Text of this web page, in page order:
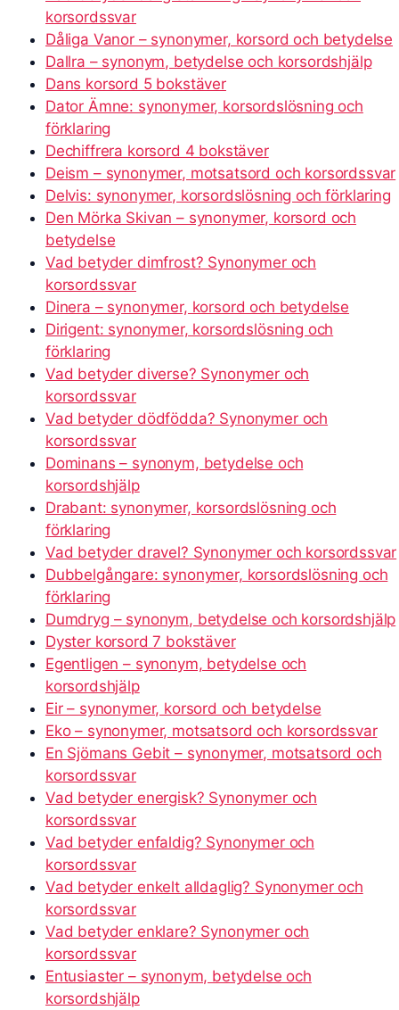
korsordssvar
Dåliga Vanor – synonymer, korsord och betydelse
Dallra – synonym, betydelse och korsordshjälp
Dans korsord 5 bokstäver
Dator Ämne: synonymer, korsordslösning och
förklaring
Dechiffrera korsord 4 bokstäver
Deism – synonymer, motsatsord och korsordssvar
Delvis: synonymer, korsordslösning och förklaring
Den Mörka Skivan – synonymer, korsord och
betydelse
Vad betyder dimfrost? Synonymer och
korsordssvar
Dinera – synonymer, korsord och betydelse
Dirigent: synonymer, korsordslösning och
förklaring
Vad betyder diverse? Synonymer och
korsordssvar
Vad betyder dödfödda? Synonymer och
korsordssvar
Dominans – synonym, betydelse och
korsordshjälp
Drabant: synonymer, korsordslösning och
förklaring
Vad betyder dravel? Synonymer och korsordssvar
Dubbelgångare: synonymer, korsordslösning och
förklaring
Dumdryg – synonym, betydelse och korsordshjälp
Dyster korsord 7 bokstäver
Egentligen – synonym, betydelse och
korsordshjälp
Eir – synonymer, korsord och betydelse
Eko – synonymer, motsatsord och korsordssvar
En Sjömans Gebit – synonymer, motsatsord och
korsordssvar
Vad betyder energisk? Synonymer och
korsordssvar
Vad betyder enfaldig? Synonymer och
korsordssvar
Vad betyder enkelt alldaglig? Synonymer och
korsordssvar
Vad betyder enklare? Synonymer och
korsordssvar
Entusiaster – synonym, betydelse och
korsordshjälp